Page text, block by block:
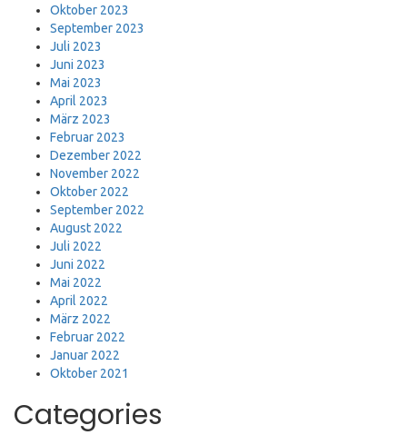
Oktober 2023
September 2023
Juli 2023
Juni 2023
Mai 2023
April 2023
März 2023
Februar 2023
Dezember 2022
November 2022
Oktober 2022
September 2022
August 2022
Juli 2022
Juni 2022
Mai 2022
April 2022
März 2022
Februar 2022
Januar 2022
Oktober 2021
Categories